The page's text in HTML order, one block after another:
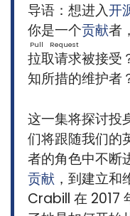
导语：想进入开
你是一个贡献者
拉取请求
Pull Request
被接受
知所措的维护者
这一集将探讨投
们将跟随我们的
者的角色中不断
贡献 ，到建立
Crabill 在 2017